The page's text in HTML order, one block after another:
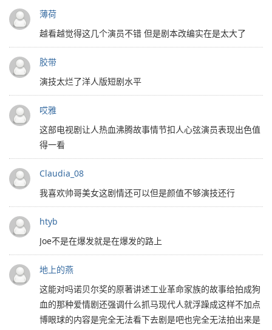
薄荷
越看越觉得这几个演员不错 但是剧本改编实在是太大了
胶带
演技太烂了洋人版短剧水平
哎雅
这部电视剧让人热血沸腾故事情节扣人心弦演员表现出色值
得一看
Claudia_08
我喜欢帅哥美女这剧情还可以但是颜值不够演技还行
htyb
Joe不是在爆发就是在爆发的路上
地上的燕
这能对吗诺贝尔奖的原著讲述工业革命家族的故事给拍成狗
血的那种爱情剧还强调什么抓马现代人就浮躁成这样不加点
博眼球的内容是完全无法看下去剧是吧也完全无法拍出来是